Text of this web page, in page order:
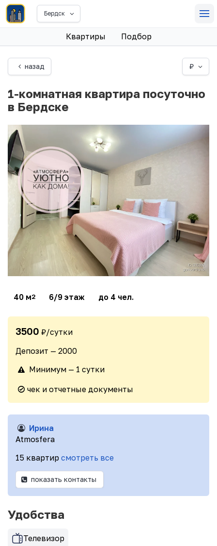
Бердск
Квартиры Подбор
назад ₽
1-комнатная квартира посуточно
в Бердске
40 м2 6/9 этаж до 4 чел.
3500 ₽/сутки
Депозит — 2000
Минимум — 1 сутки
чек и отчетные документы
Ирина
Atmosfera
15 квартир смотреть все
показать контакты
Удобства
Телевизор